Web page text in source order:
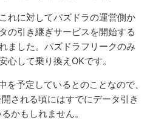
れに対してパズドラの運営側か
の引き継ぎサービスを開始する
ました。パズドラフリークのみ
心して乗り換えOKです。
予定しているとのことなので、
される頃にはすでにデータ引き
かもしれません。